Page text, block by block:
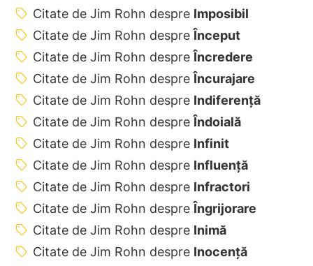
Citate de Jim Rohn despre Imposibil
Citate de Jim Rohn despreÎnceput
Citate de Jim Rohn despreÎncredere
Citate de Jim Rohn despreÎncurajare
Citate de Jim Rohn despre Indiferență
Citate de Jim Rohn despreÎndoială
Citate de Jim Rohn despre Infinit
Citate de Jim Rohn despre Influență
Citate de Jim Rohn despre Infractori
Citate de Jim Rohn despreÎngrijorare
Citate de Jim Rohn despre Inimă
Citate de Jim Rohn despre Inocență